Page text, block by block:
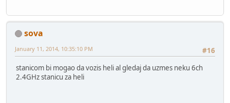
sova
#16
January 11, 2014, 10:35:10 PM
stanicom bi mogao da vozis heli al gledaj da uzmes neku 6ch
2.4GHz stanicu za heli